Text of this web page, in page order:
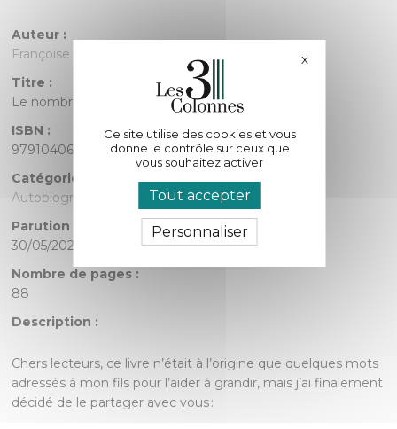
Auteur :
Françoise BRENDLÉ PÉBARTHE
Titre :
Le nombril au milieu du front
ISBN :
9791040603719
Catégorie :
Autobiographie
Parution :
30/05/2023
Nombre de pages :
88
Description :
Chers lecteurs, ce livre n’était à l’origine que quelques mots
adressés à mon fils pour l’aider à grandir, mais j’ai finalement
décidé de le partager avec vous :
Ce site utilise des cookies et vous
donne le contrôle sur ceux que
vous souhaitez activer
Tout accepter
Personnaliser
XMasquer le